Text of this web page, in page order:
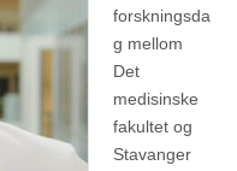
forskningsda
g mellom
Det
medisinske
fakultet og
Stavanger